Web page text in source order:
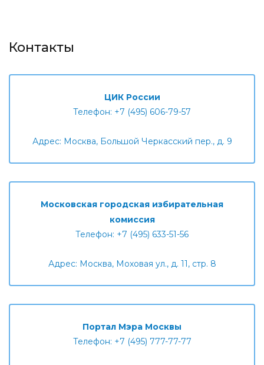
Контакты
ЦИК России
Телефон: +7 (495) 606-79-57
Адрес: Москва, Большой Черкасский пер., д. 9
Московская городская избирательная
комиссия
Телефон: +7 (495) 633-51-56
Адрес: Москва, Моховая ул., д. 11, стр. 8
Портал Мэра Москвы
Телефон: +7 (495) 777-77-77